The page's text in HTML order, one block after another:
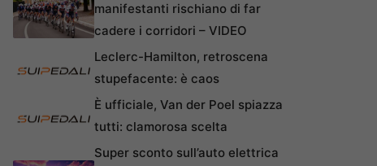
manifestanti rischiano di far
cadere i corridori – VIDEO
Leclerc-Hamilton, retroscena
stupefacente: è caos
È ufficiale, Van der Poel spiazza
tutti: clamorosa scelta
Super sconto sull’auto elettrica